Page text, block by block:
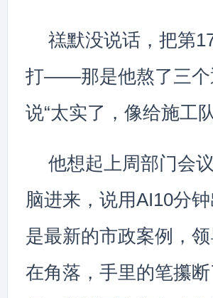
禚默没说话，把第
打——那是他熬了三个
说“太实了，像给施工
他想起上周部门会
脑进来，说用AI10分
是最新的市政案例，
在角落，手里的笔攥